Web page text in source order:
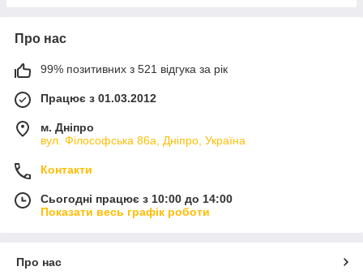
Про нас
99% позитивних з 521 відгука за рік
Працює з 01.03.2012
м. Дніпро
вул. Філософська 86а, Дніпро, Україна
Контакти
Сьогодні працює з 10:00 до 14:00
Показати весь графік роботи
Про нас